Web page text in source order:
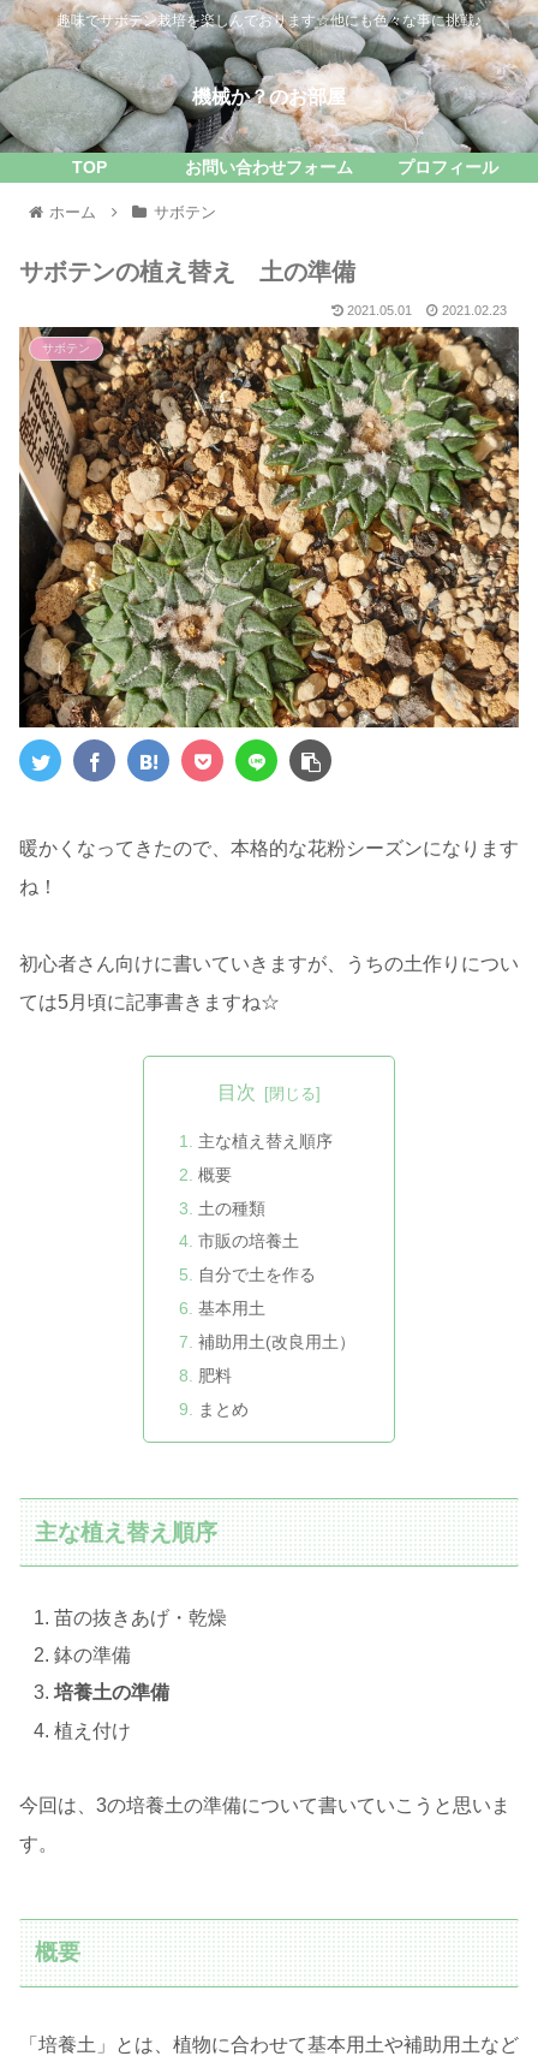
趣味でサボテン栽培を楽しんでおります☆他にも色々な事に挑戦♪
機械か？のお部屋
TOP お問い合わせフォーム プロフィール
ホーム サボテン
サボテンの植え替え 土の準備
2021.05.01 2021.02.23
サボテン
暖かくなってきたので、本格的な花粉シーズンになります
ね！
初心者さん向けに書いていきますが、うちの土作りについ
ては5月頃に記事書きますね☆
目次
主な植え替え順序
概要
土の種類
市販の培養土
自分で土を作る
基本用土
補助用土(改良用土）
肥料
まとめ
主な植え替え順序
苗の抜きあげ・乾燥
鉢の準備
培養土の準備
植え付け
今回は、3の培養土の準備について書いていこうと思いま
す。
概要
「培養土」とは、植物に合わせて基本用土や補助用土など